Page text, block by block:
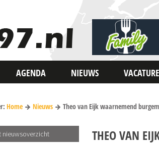
AGENDA NIEUWS
Home Nieuws Theo van Eijk waarnemend
nieuwsoverzicht THEO VAN